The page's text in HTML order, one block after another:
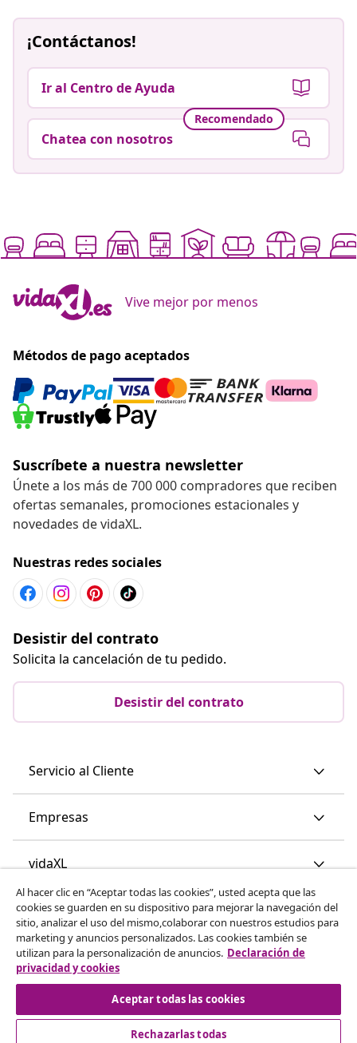
¡Contáctanos!
Ir al Centro de Ayuda
Recomendado
Chatea con nosotros
Vive mejor por menos
Métodos de pago aceptados
Suscríbete a nuestra newsletter
Únete a los más de 700 000 compradores que reciben
ofertas semanales, promociones estacionales y
novedades de vidaXL.
Nuestras redes sociales
Desistir del contrato
Solicita la cancelación de tu pedido.
Desistir del contrato
Servicio al Cliente
Empresas
vidaXL
Descubre mas
© 2008-2026 vidaXL www.vidaxl.es es una página web de
Al hacer clic en “Aceptar todas las cookies”, usted acepta que las
cookies se guarden en su dispositivo para mejorar la navegación del
sitio, analizar el uso del mismo,colaborar con nuestros estudios para
marketing y anuncios personalizados. Las cookies también se
utilizan para la personalización de anuncios. Declaración de
privacidad y cookies
Aceptar todas las cookies
Rechazarlas todas